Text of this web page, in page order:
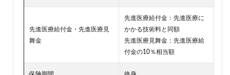
先進医療給付金・先進医療見
舞金
先進医療給付金：先進医療に
かかる技術料と同額
先進医療見舞金：先進医療給
付金の10％相当額